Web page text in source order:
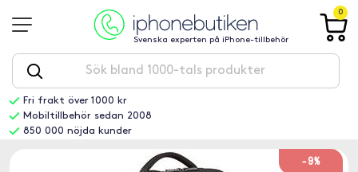
Svenska experten på iPhone-tillbehör
0
Fri frakt över 1000 kr
Mobiltillbehör sedan 2008
850 000 nöjda kunder
-9%